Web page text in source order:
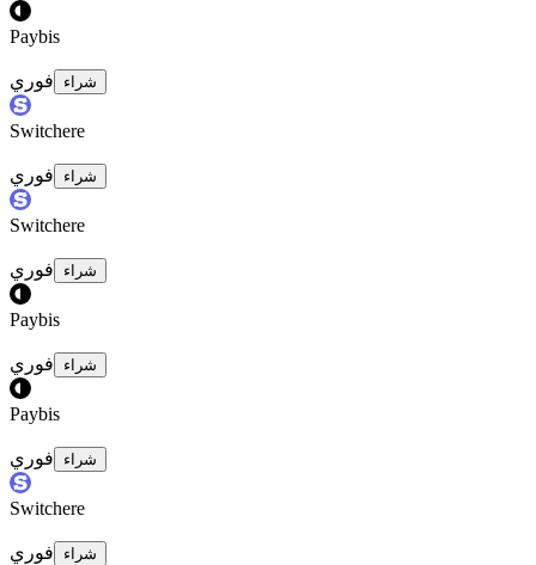
Paybis
فوري شراء
Switchere
فوري شراء
Switchere
فوري شراء
Paybis
فوري شراء
Paybis
فوري شراء
Switchere
فوري شراء